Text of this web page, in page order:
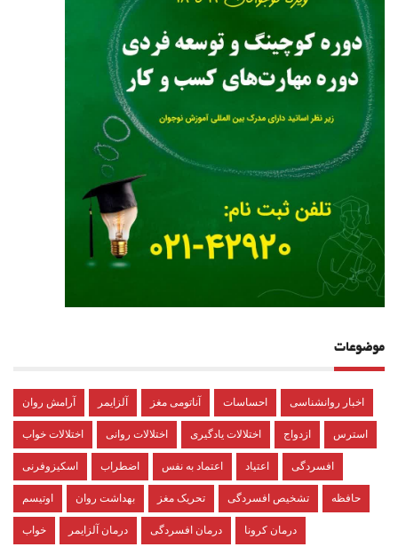
موضوعات
آرامش روان آلزایمر آناتومی مغز احساسات اخبار روانشناسی
اختلالات خواب اختلالات روانی اختلالات یادگیری ازدواج استرس
اسکیزوفرنی اضطراب اعتماد به نفس اعتیاد افسردگی
اوتیسم بهداشت روان تحریک مغز تشخیص افسردگی حافظه
خواب درمان آلزایمر درمان افسردگی درمان کرونا